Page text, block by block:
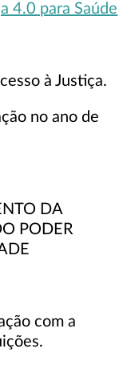
4.0 para Saúde
à Justiça.
no ano de
DA
PODER
com a